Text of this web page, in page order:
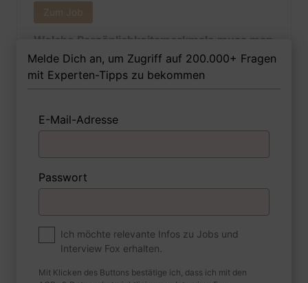
Zum Job
Welche Persönlichkeitsmerkmale muss man
als Informationswissenschaftlerin Ihrer
Meinung nach besitzen, um in dem Job
erfolgreich zu sein?
1 FoxTipp Antwort schreiben Audio aufnehmen
Wie sind Sie mit einer Situation
umgegangen, in der Sie einen
Melde Dich an, um Zugriff auf 200.000+ Fragen
mit Experten-Tipps zu bekommen
E-Mail-Adresse
Passwort
Ich möchte relevante Infos zu Jobs und
Interview Fox erhalten.
Mit Klicken des Buttons bestätige ich, dass ich mit den